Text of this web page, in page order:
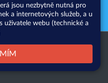
|
Web školy
jsou nezbytně nutná pro
a internetových služeb, a u
uživatele webu (technické a